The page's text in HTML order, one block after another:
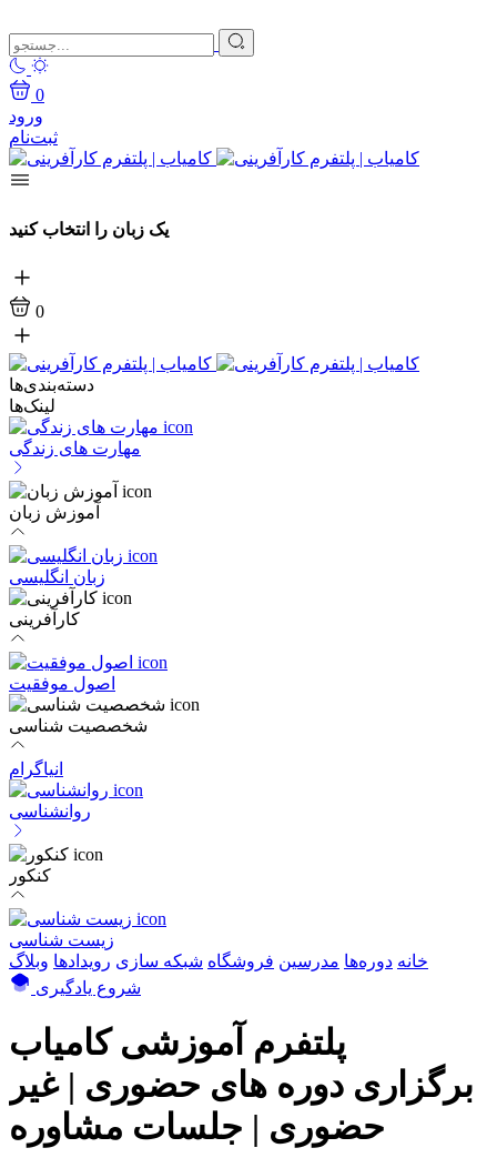
0
ورود
ثبت‌نام
یک زبان را انتخاب کنید
0
دسته‌بندی‌ها
لینک‌ها
مهارت های زندگی
آموزش زبان
زبان انگلیسی
کارآفرینی
اصول موفقیت
شخصصیت شناسی
انیاگرام
روانشناسی
کنکور
زیست شناسی
خانه دوره‌ها مدرسین فروشگاه شبکه سازی رویداد‌ها وبلاگ
شروع یادگیری
پلتفرم آموزشی کامیاب
برگزاری دوره های حضوری | غیر
حضوری | جلسات مشاوره